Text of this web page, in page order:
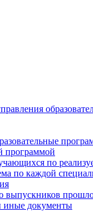
программой
по
по каждой
выпускников
иные документы